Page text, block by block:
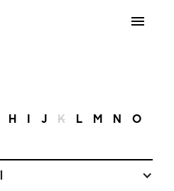
H I J K L M N O